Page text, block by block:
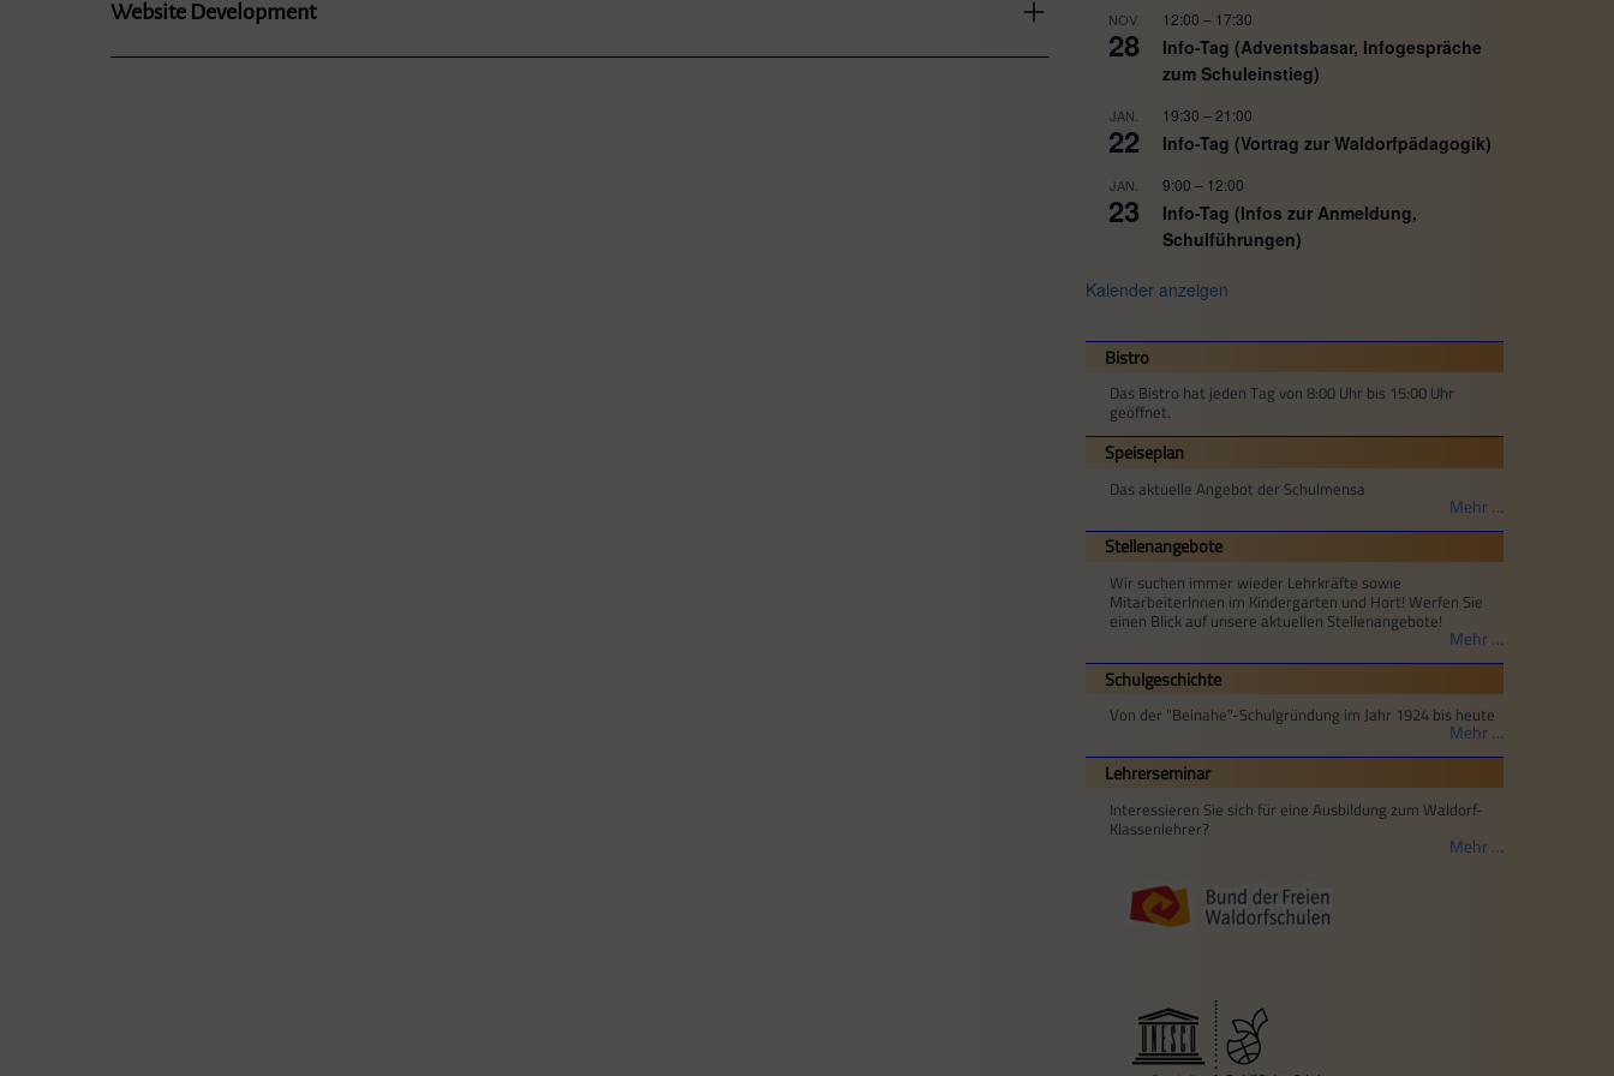
Website Development NOV.
28
12:00 – 17:30
Info-Tag (Adventsbasar, Infogespräche
zum Schuleinstieg)
JAN.
22
19:30 – 21:00
Info-Tag (Vortrag zur Waldorfpädagogik)
JAN.
23
9:00 – 12:00
Info-Tag (Infos zur Anmeldung,
Schulführungen)
Kalender anzeigen
Bistro
Das Bistro hat jeden Tag von 8:00 Uhr bis 15:00 Uhr
geöffnet.
Speiseplan
Das aktuelle Angebot der Schulmensa
Mehr …
Stellenangebote
Wir suchen immer wieder Lehrkräfte sowie
MitarbeiterInnen im Kindergarten und Hort! Werfen Sie
einen Blick auf unsere aktuellen Stellenangebote!
Mehr …
Schulgeschichte
Von der "Beinahe"-Schulgründung im Jahr 1924 bis heute
Mehr …
Lehrerseminar
Interessieren Sie sich für eine Ausbildung zum Waldorf-
Klassenlehrer?
Mehr …